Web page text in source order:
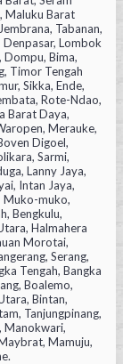
Maluku Barat
Tabanan,
Denpasar, Lombok
Dompu, Bima,
Timor Tengah
Sikka, Ende,
Rote-Ndao,
Barat Daya,
Merauke,
Digoel,
Sarmi,
Lanny Jaya,
Intan Jaya,
Muko-muko,
Bengkulu,
Halmahera
Morotai,
Serang,
Tengah, Bangka
Boalemo,
Bintan,
Tanjungpinang,
Manokwari,
Mamuju,